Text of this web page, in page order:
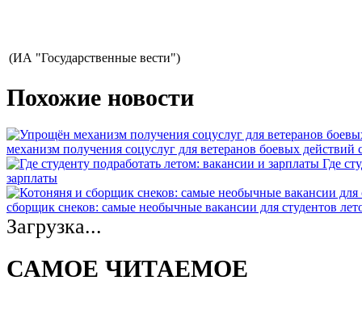
(ИА "Государственные вести")
Похожие новости
механизм получения соцуслуг для ветеранов боевых действий
Где
зарплаты
сборщик снеков: самые необычные вакансии для студентов
Загрузка...
САМОЕ ЧИТАЕМОЕ